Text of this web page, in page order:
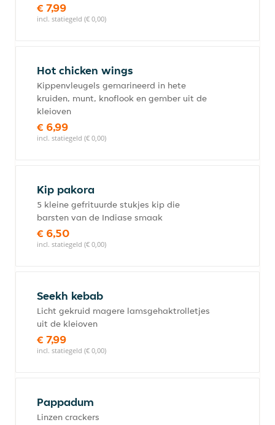
€ 7,99
incl. statiegeld (€ 0,00)
Hot chicken wings
Kippenvleugels gemarineerd in hete
kruiden, munt, knoflook en gember uit de
kleioven
€ 6,99
incl. statiegeld (€ 0,00)
Kip pakora
5 kleine gefrituurde stukjes kip die
barsten van de Indiase smaak
€ 6,50
incl. statiegeld (€ 0,00)
Seekh kebab
Licht gekruid magere lamsgehaktrolletjes
uit de kleioven
€ 7,99
incl. statiegeld (€ 0,00)
Pappadum
Linzen crackers